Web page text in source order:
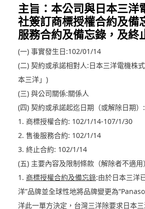
主旨：本公司與日本三洋
社簽訂商標授權合約及備
服務合約及備忘錄，及終
(一) 事實發生日:102/01/14
(二) 契約或承諾相對人:日本三洋電機株
本三洋」)
(三) 與公司關係:關係人
(四) 契約或承諾起迄日期（或解除日期）:
1. 商標授權合約: 102/1/14-107/1/30
2. 售後服務合約: 102/1/14
3. 終止合約: 102/1/14
(五) 主要內容及限制條款（解除者不適用
1. 商標授權合約及備忘錄:由於日本三洋
洋”品牌並全球性地將品牌變更為
洋此一單方決定，台灣三洋除要求日本